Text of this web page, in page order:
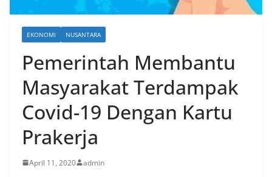
EKONOMI NUSANTARA
Pemerintah Membantu
Masyarakat Terdampak
Covid-19 Dengan Kartu
Prakerja
April 11, 2020 admin